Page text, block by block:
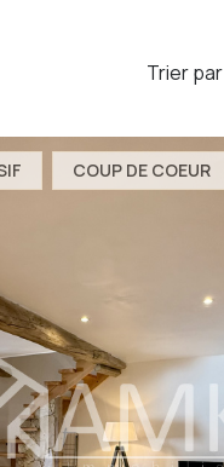
Trier par
COUP DE COEUR